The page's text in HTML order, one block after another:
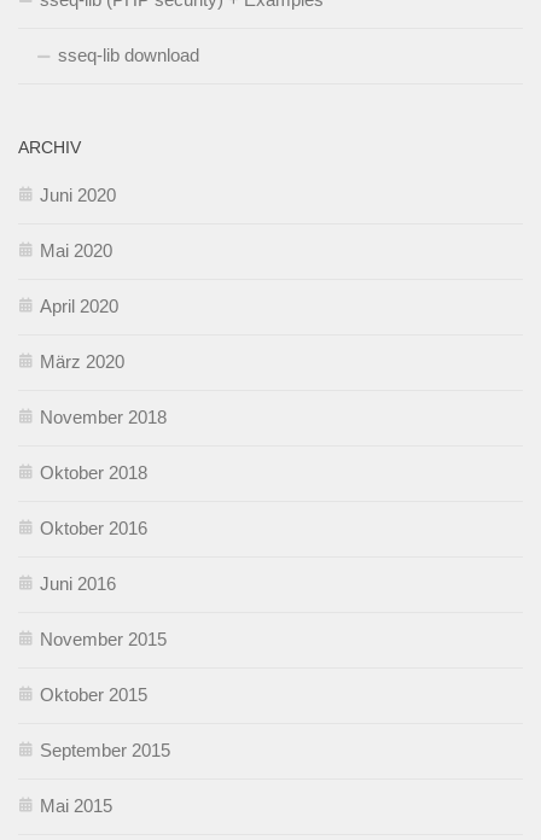
sseq-lib download
ARCHIV
Juni 2020
Mai 2020
April 2020
März 2020
November 2018
Oktober 2018
Oktober 2016
Juni 2016
November 2015
Oktober 2015
September 2015
Mai 2015